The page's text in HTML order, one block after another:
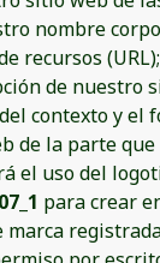
nombre
recursos
de nuestro
contexto y el
de la parte
el uso del
para crear
marca